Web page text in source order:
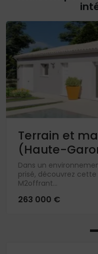
Terrain et
(Haute-
Dans un
prisé, découvrez
M2offrant...
263 000 €